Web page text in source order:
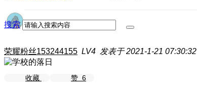
搜索
荣耀粉丝153244155 LV4 发表于 2021-1-21 07:30:32
收藏 赞 6